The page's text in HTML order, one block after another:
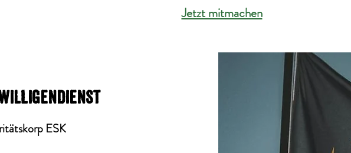
Jetzt mitmachen
ESK